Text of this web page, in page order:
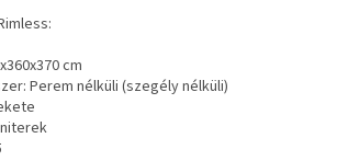
cm
Perem nélküli (szegély nélküli)